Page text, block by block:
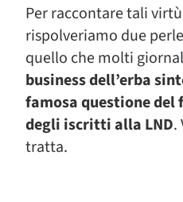
Per raccontare tali
rispolveriamo due
quello che molti
business dell’erba
famosa questione
degli iscritti alla LND.
tratta.